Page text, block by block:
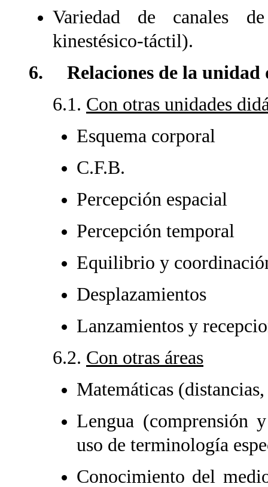
Variedad de canales
kinestésico-táctil).
6. Relaciones de la unidad
6.1. Con otras unidades
Esquema corporal
C.F.B.
Percepción espacial
Percepción temporal
Equilibrio y
Desplazamientos
Lanzamientos y
6.2. Con otras áreas
Matemáticas
Lengua (comprensión
uso de terminología
Conocimiento del